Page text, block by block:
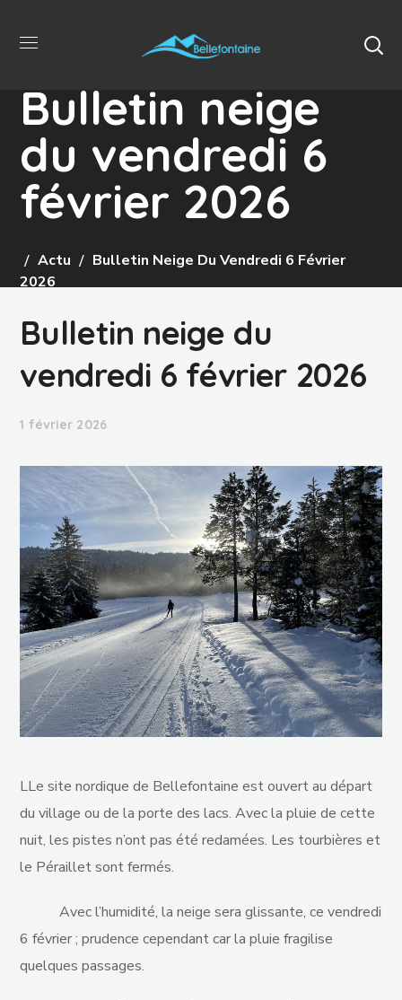
Bulletin neige
du vendredi 6
février 2026
Actu
Bulletin Neige Du Vendredi 6 Février
2026
Bulletin neige du
vendredi 6 février 2026
1 février 2026
LLe site nordique de Bellefontaine est ouvert au départ
du village ou de la porte des lacs. Avec la pluie de cette
nuit, les pistes n’ont pas été redamées. Les tourbières et
le Péraillet sont fermés.
Avec l’humidité, la neige sera glissante, ce vendredi
6 février ; prudence cependant car la pluie fragilise
quelques passages.